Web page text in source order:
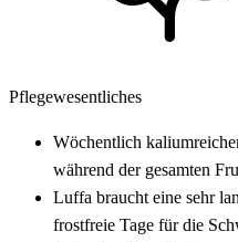
Pflegewesentliches
Wöchentlich
während der gesamten
Luffa braucht eine sehr
frostfreie Tage für die